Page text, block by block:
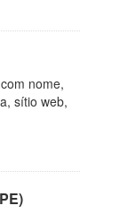
nome,
sítio web,